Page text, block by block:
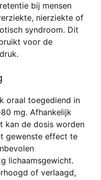
bij mensen
nierziekte of
syndroom. Dit
voor de
oraal toegediend in
mg. Afhankelijk
kan de dosis worden
gewenste effect te
lichaamsgewicht.
of verlaagd,